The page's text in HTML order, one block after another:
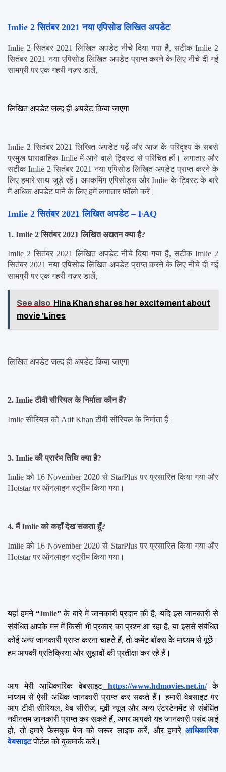
Imlie 2 सितंबर 2021 नया एपिसोड लिखित अपडेट
Imlie 2 सितंबर 2021 लिखित अपडेट नीचे दिया गया है, सटीक Imlie 2
सितंबर 2021 नया एपिसोड लिखित अपडेट प्राप्त करने के लिए नीचे दी गई
सामग्री पर एक गहरी नज़र डालें,
लिखित अपडेट जल्द ही अपडेट किया जाएगा
Imlie 2 सितंबर 2021 लिखित अपडेट पढ़ें और आज के परिदृश्य के सबसे
प्रमुख धारावाहिक Imlie में आने वाले ट्विस्ट से परिचित हों। लगातार और
सटीक Imlie 2 सितंबर 2021 नया एपिसोड लिखित अपडेट प्राप्त करने के
लिए हमारे साथ जुड़े रहें। अपकमिंग एपिसोड्स और Imlie के ट्विस्ट के बारे
में अधिक अपडेट पाने के लिए हमें लगातार फॉलो करें।
Imlie 2 सितंबर 2021 लिखित अपडेट – FAQ
1. Imlie 2 सितंबर 2021 लिखित अद्यतन क्या है?
Imlie 2 सितंबर 2021 लिखित अपडेट नीचे दिया गया है, सटीक Imlie 2
सितंबर 2021 नया एपिसोड लिखित अपडेट प्राप्त करने के लिए नीचे दी गई
सामग्री पर एक गहरी नज़र डालें,
See also Hina Khan shares her excitement about
movie 'Lines
लिखित अपडेट जल्द ही अपडेट किया जाएगा
2. Imlie टीवी सीरियल के निर्माता कौन हैं?
Imlie सीरियल को Atif Khan टीवी सीरियल के निर्माता हैं।
3. Imlie की प्रारंभ तिथि क्या है?
Imlie को 16 November 2020 से StarPlus पर प्रसारित किया गया और
Hotstar पर ऑनलाइन स्ट्रीम किया गया।
4. मैं Imlie को कहाँ देख सकता हूँ?
Imlie को 16 November 2020 से StarPlus पर प्रसारित किया गया और
Hotstar पर ऑनलाइन स्ट्रीम किया गया।
यहां हमने “Imlie” के बारे में जानकारी प्रदान की है, यदि इस जानकारी से
संबंधित आपके मन में किसी भी प्रकार का प्रश्न आ रहा है, या इससे संबंधित
कोई अन्य जानकारी प्राप्त करना चाहते हैं, तो कमेंट बॉक्स के माध्यम से पूछें।
हम आपकी प्रतिक्रिया और सुझावों की प्रतीक्षा कर रहे हैं।
आप मेरी आधिकारिक वेबसाइट https://www.hdmovies.net.in/ के
माध्यम से ऐसी अधिक जानकारी प्राप्त कर सकते हैं। हमारी वेबसाइट पर
आप टीवी सीरियल, वेब सीरीज, मूवी न्यूज़ और अन्य एंटरटेनमेंट से संबंधित
नवीनतम जानकारी प्राप्त कर सकते हैं, अगर आपको यह जानकारी पसंद आई
हो, तो हमारे फेसबुक पेज को जरूर लाइक करें, और हमारे आधिकारिक
वेबसाइट पोर्टल को बुकमार्क करें।